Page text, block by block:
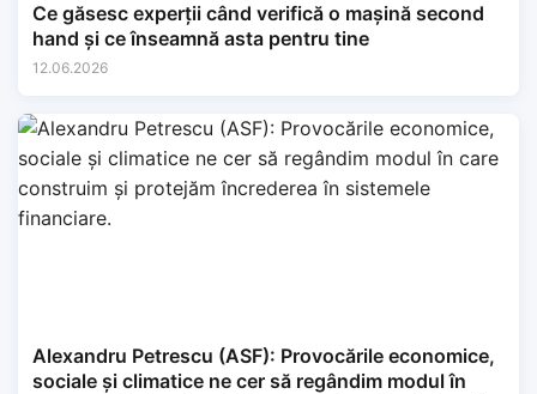
Ce găsesc experții când verifică o mașină second
hand și ce înseamnă asta pentru tine
12.06.2026
Alexandru Petrescu (ASF): Provocările economice,
sociale și climatice ne cer să regândim modul în